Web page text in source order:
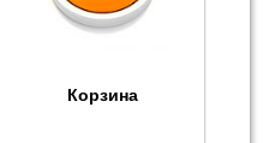
Корзина